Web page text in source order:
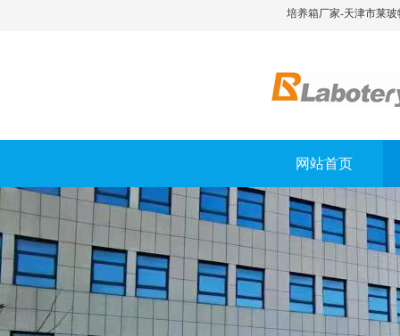
培养箱厂家-天津市莱玻
网站首页